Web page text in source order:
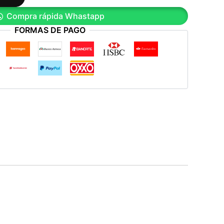
Compra rápida Whastapp
FORMAS DE PAGO